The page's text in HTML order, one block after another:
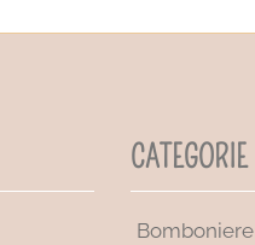
CATEGORIE
Bomboniere